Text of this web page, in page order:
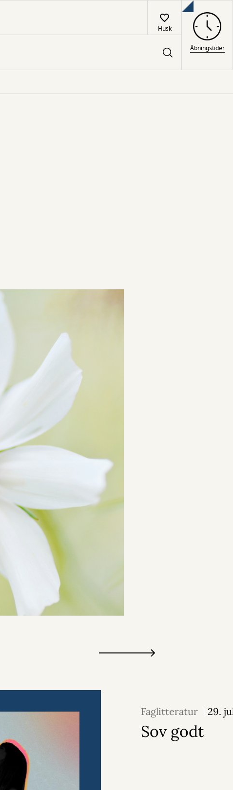
Husk
Åbningstider
Faglitteratur 29.
Sov godt